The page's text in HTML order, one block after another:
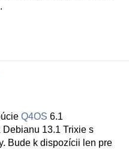
Q4OS 6.1
13.1 Trixie s
Bude k dispozícii len pre